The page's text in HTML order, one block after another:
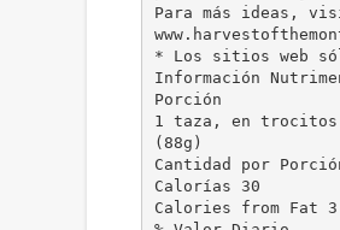
Para más ideas,
* Los sitios web
Información
Porción
1 taza, en trocitos
(88g)
Cantidad por
Calorías 30
Calories from Fat 3